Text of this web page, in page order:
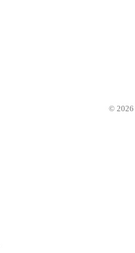
© 2026